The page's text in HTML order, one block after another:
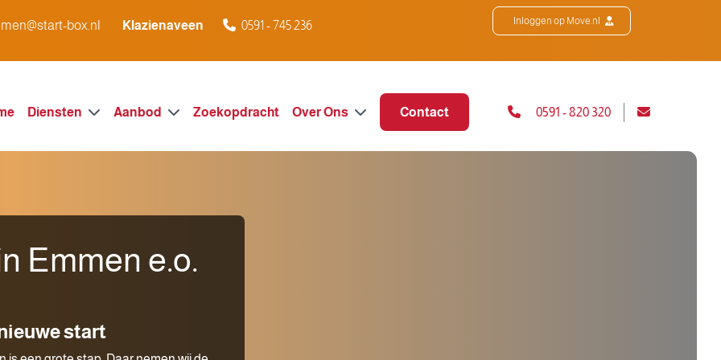
box.nl Klazienaveen
0591 - 745 236
Inloggen op Move.nl
Diensten Aanbod Zoekopdracht Over Ons Contact 0591 - 820 320
Emmen e.o.
start